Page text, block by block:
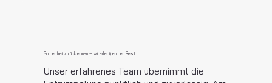
Sorgenfrei zurücklehnen – wir erledigen den Rest
Unser erfahrenes Team übernimmt die